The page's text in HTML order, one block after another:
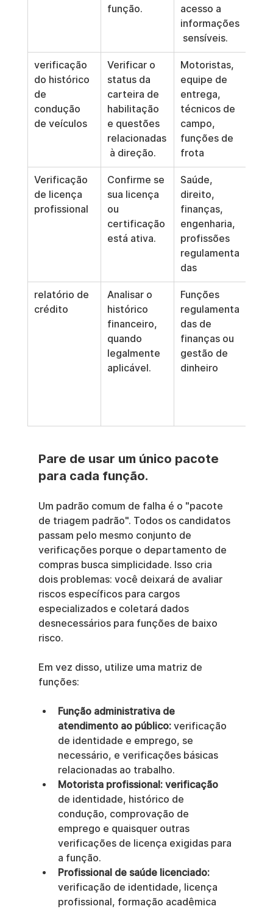
função.
acesso a
informações
sensíveis.
verificação
do histórico
de
condução
de veículos
Verificar o
status da
carteira de
habilitação
e questões
relacionadas
à direção.
Motoristas,
equipe de
entrega,
técnicos de
campo,
funções de
frota
Verificação
de licença
profissional
Confirme se
sua licença
ou
certificação
está ativa.
Saúde,
direito,
finanças,
engenharia,
profissões
regulamenta
das
relatório de
crédito
Analisar o
histórico
financeiro,
quando
legalmente
aplicável.
Funções
regulamenta
das de
finanças ou
gestão de
dinheiro
Pare de usar um único pacote
para cada função.
Um padrão comum de falha é o "pacote
de triagem padrão". Todos os candidatos
passam pelo mesmo conjunto de
verificações porque o departamento de
compras busca simplicidade. Isso cria
dois problemas: você deixará de avaliar
riscos específicos para cargos
especializados e coletará dados
desnecessários para funções de baixo
risco.
Em vez disso, utilize uma matriz de
funções:
Função administrativa de
atendimento ao público: verificação
de identidade e emprego, se
necessário, e verificações básicas
relacionadas ao trabalho.
Motorista profissional: verificação
de identidade, histórico de
condução, comprovação de
emprego e quaisquer outras
verificações de licença exigidas para
a função.
Profissional de saúde licenciado:
verificação de identidade, licença
profissional, formação acadêmica